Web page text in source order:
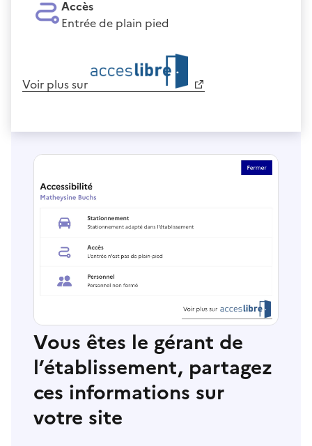
Accès
Entrée de plain pied
Voir plus sur
Vous êtes le gérant de
l’établissement, partagez
ces informations sur
votre site